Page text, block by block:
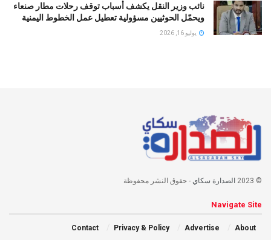
نائب وزير النقل يكشف أسباب توقف رحلات مطار صنعاء
ويحمّل الحوثيين مسؤولية تعطيل عمل الخطوط اليمنية
يوليو 16, 2026
© 2023 الصدارة سكاي - حقوق النشر محفوظة
Navigate Site
About
Advertise
Privacy & Policy
Contact